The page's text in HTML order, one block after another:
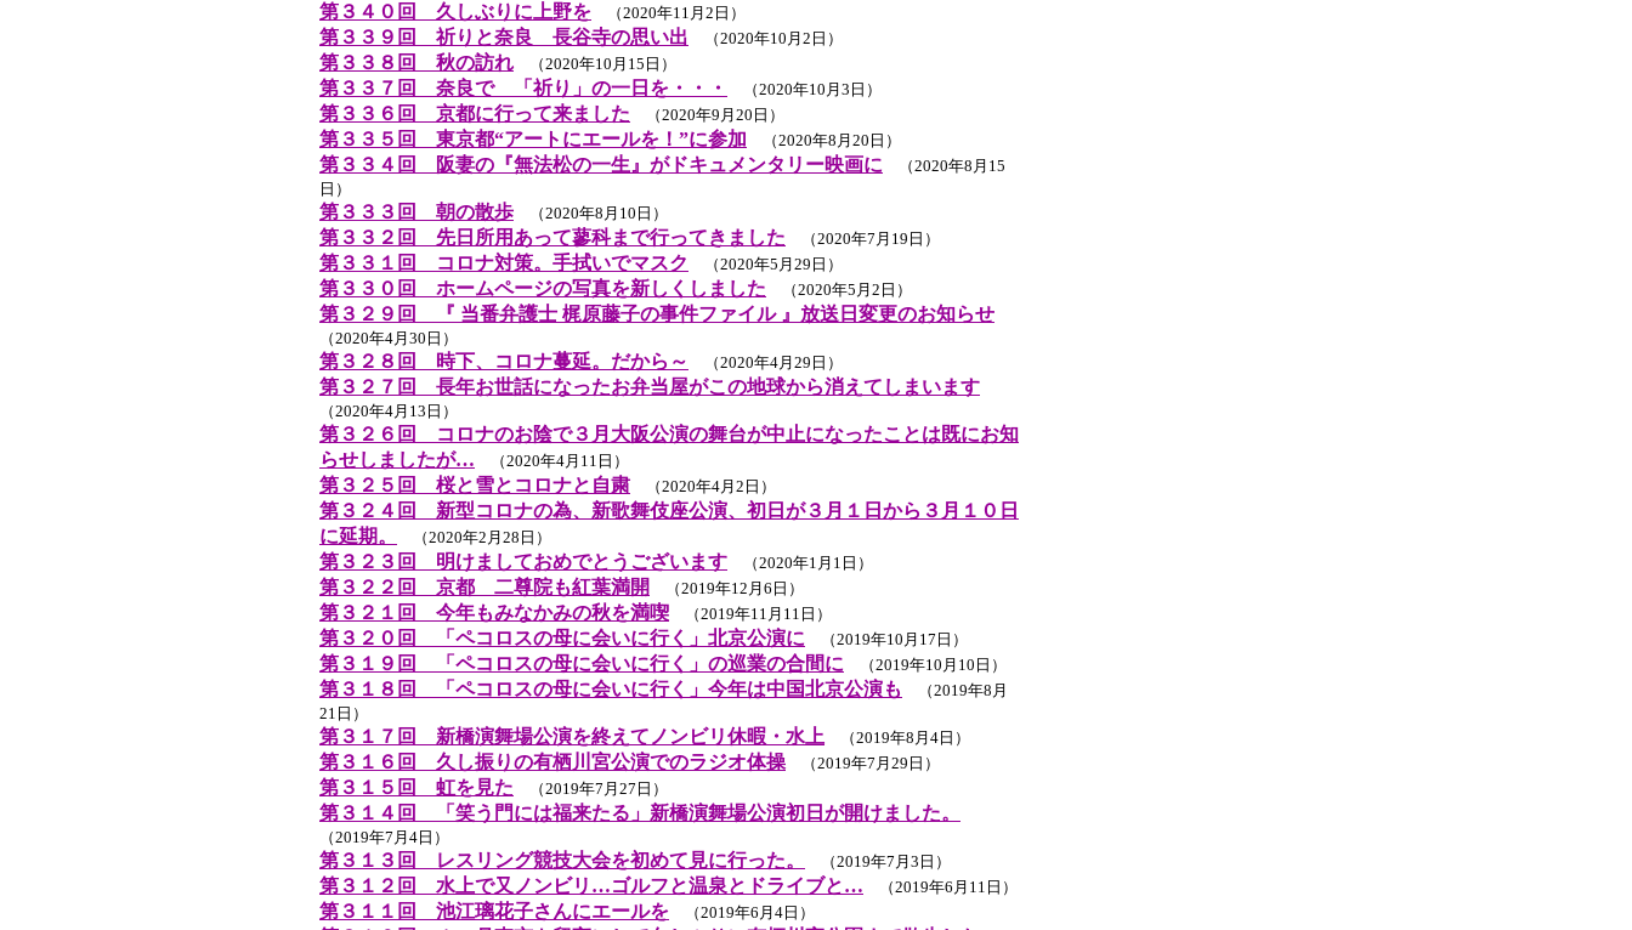
第３４０回 久しぶりに上野を （2020年11月2日）
第３３９回 祈りと奈良 長谷寺の思い出 （2020年10月2日）
第３３８回 秋の訪れ （2020年10月15日）
第３３７回 奈良で 「祈り」の一日を・・・ （2020年10月3日）
第３３６回 京都に行って来ました （2020年9月20日）
第３３５回 東京都“アートにエールを！”に参加 （2020年8月20日）
第３３４回 阪妻の『無法松の一生』がドキュメンタリー映画に （2020年8月15
日）
第３３３回 朝の散歩 （2020年8月10日）
第３３２回 先日所用あって蓼科まで行ってきました （2020年7月19日）
第３３１回 コロナ対策。手拭いでマスク （2020年5月29日）
第３３０回 ホームページの写真を新しくしました （2020年5月2日）
第３２９回 『 当番弁護士 梶原藤子の事件ファイル 』放送日変更のお知らせ
（2020年4月30日）
第３２８回 時下、コロナ蔓延。だから～ （2020年4月29日）
第３２７回 長年お世話になったお弁当屋がこの地球から消えてしまいます
（2020年4月13日）
第３２６回 コロナのお陰で３月大阪公演の舞台が中止になったことは既にお知
らせしましたが… （2020年4月11日）
第３２５回 桜と雪とコロナと自粛 （2020年4月2日）
第３２４回 新型コロナの為、新歌舞伎座公演、初日が３月１日から３月１０日
に延期。
（2020年2月28日）
第３２３回 明けましておめでとうございます （2020年1月1日）
第３２２回 京都 二尊院も紅葉満開 （2019年12月6日）
第３２１回 今年もみなかみの秋を満喫 （2019年11月11日）
第３２０回 「ペコロスの母に会いに行く」北京公演に （2019年10月17日）
第３１９回 「ペコロスの母に会いに行く」の巡業の合間に （2019年10月10日）
第３１８回 「ペコロスの母に会いに行く」今年は中国北京公演も
（2019年8月
21日）
第３１７回 新橋演舞場公演を終えてノンビリ休暇・水上 （2019年8月4日）
第３１６回 久し振りの有栖川宮公演でのラジオ体操（2019年7月29日）
第３１５回 虹を見た （2019年7月27日）
第３１４回 「笑う門には福来たる」新橋演舞場公演初日が開けました。
（2019年7月4日）
第３１３回 レスリング競技大会を初めて見に行った。 （2019年7月3日）
第３１２回 水上で又ノンビリ…ゴルフと温泉とドライブと… （2019年6月11日）
第３１１回 池江璃花子さんにエールを （2019年6月4日）